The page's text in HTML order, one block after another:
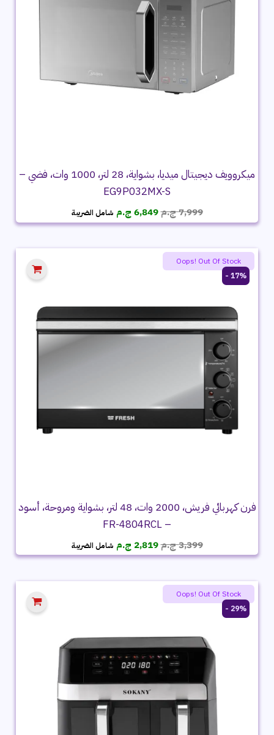
ميكروويف ديجيتال ميديا، بشواية، 28 لتر، 1000 وات، فضي –
EG9P032MX-S
7,999ج.مالسعر
الأصلي
7,999 ج.م.
6,849 ج.م السعر
الحالي
6,849 ج.م.
شامل الضريبة
17% -
فرن كهربائي فريش، 2000 وات، 48 لتر، بشواية ومروحة، أسود
– FR-4804RCL
3,399ج.مالسعر
الأصلي
3,399 ج.م.
2,819 ج.م السعر
الحالي
2,819 ج.م.
شامل الضريبة
Oops! Out Of Stock
29% -
Oops! Out Of Stock